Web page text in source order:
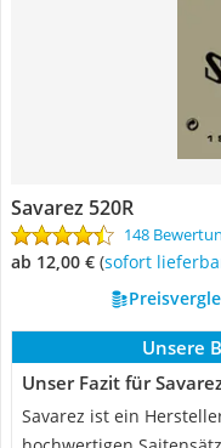
Savarez 520R
148
ab 12,00 € ( Sofort
Unsere
Unser Fazit für
Savarez ist ein